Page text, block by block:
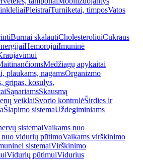
PleistraiTurniketai, timposVatos
Burnai skalautiCholesteroliuiCukraus
HemorojuiImuninė
Medžiagų apykaitai
plaukams, nagamsOrganizmo
gripas, kosulys,
SąnariamsSkausmą
veiklaiSvorio kontrolėŠirdies ir
Šlapimo sistemaUždegiminiams
sistemaiVaikams nuo
nuo vidurių pūtimoVaikams virškinimo
sistemaiVirškinimo
Vidurių pūtimuiVidurius